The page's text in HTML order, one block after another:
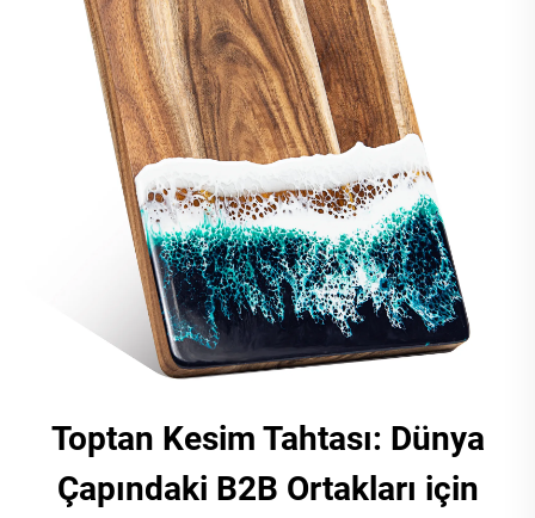
Toptan Kesim Tahtası: Dünya
Çapındaki B2B Ortakları için